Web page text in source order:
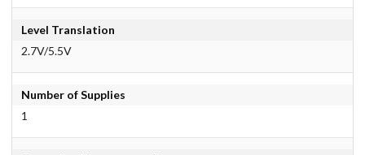
Level Translation
2.7V/5.5V
Number of Supplies
1